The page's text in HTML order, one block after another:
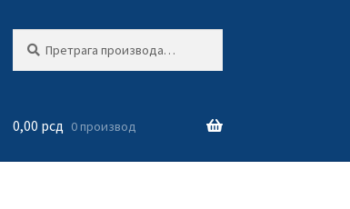
0,00 рсд 0 производ